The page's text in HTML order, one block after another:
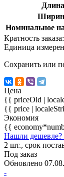
Номинальное
Кратность заказа:
Единица
Сохранить или
Цена
{{ priceOld |
{{ price |
Экономия
{{
Нашли
2 шт., срок
Под заказ
Обновлено
-